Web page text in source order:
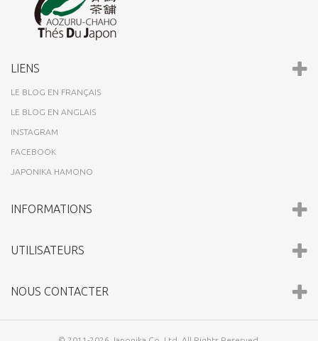
LIENS
LE BLOG EN FRANÇAIS
LE BLOG EN ANGLAIS
INSTAGRAM
FACEBOOK
JAPONIKA HAMONO
INFORMATIONS
UTILISATEURS
NOUS CONTACTER